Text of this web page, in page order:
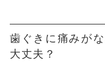
歯ぐきに痛みが
大丈夫？